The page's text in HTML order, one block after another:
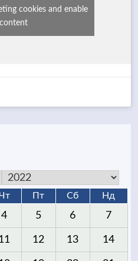
cookies and enable
Пт Сб Нд
4 5 6 7
12 13 14